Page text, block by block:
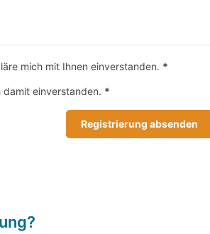
mich mit Ihnen einverstanden. *
einverstanden. *
Registrierung absenden